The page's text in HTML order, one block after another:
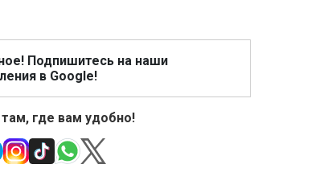
Подпишитесь на наши
в Google!
где вам удобно!